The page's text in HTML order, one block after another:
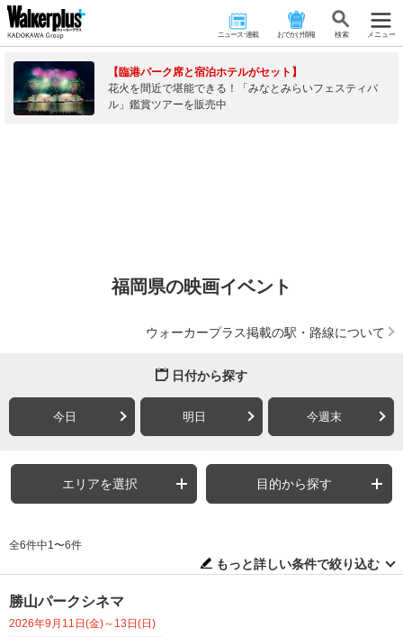
ニュース･連載 おでかけ情報 検 索 メニュー
【臨港パーク席と宿泊ホテルがセット】
花火を間近で堪能できる！「みなとみらいフェスティバ
ル」鑑賞ツアーを販売中
福岡県の映画イベント
ウォーカープラス掲載の駅・路線について
日付から探す
今日 明日 今週末
エリアを選択 目的から探す
全6件中1〜6件
もっと詳しい条件で絞り込む
勝山パークシネマ
2026年9月11日(金)～13日(日)